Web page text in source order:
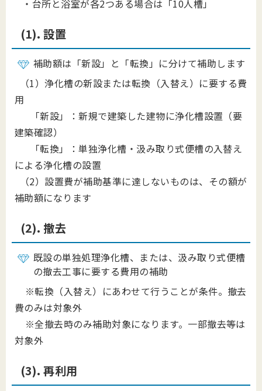
・台所と浴室が各2つある場合は「10人槽」
(1). 設置
補助額は「新設」と「転換」に分けて補助します
（1）浄化槽の新設または転換（入替え）に要する費
用
「新設」：新規で建築した建物に浄化槽設置（要
建築確認）
「転換」：単独浄化槽・汲み取り式便槽の入替え
による浄化槽の設置
（2）設置費が補助基準に達しないものは、その額が
補助額になります
(2). 撤去
既設の単独処理浄化槽、または、汲み取り式便槽
の撤去工事に要する費用の補助
※転換（入替え）にあわせて行うことが条件。撤去
費のみは対象外
※全撤去時のみ補助対象になります。一部撤去等は
対象外
(3). 再利用